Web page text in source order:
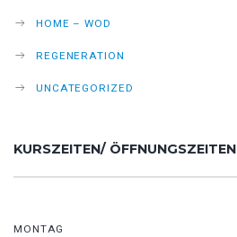
HOME – WOD
REGENERATION
UNCATEGORIZED
KURSZEITEN/ ÖFFNUNGSZEITEN
MONTAG